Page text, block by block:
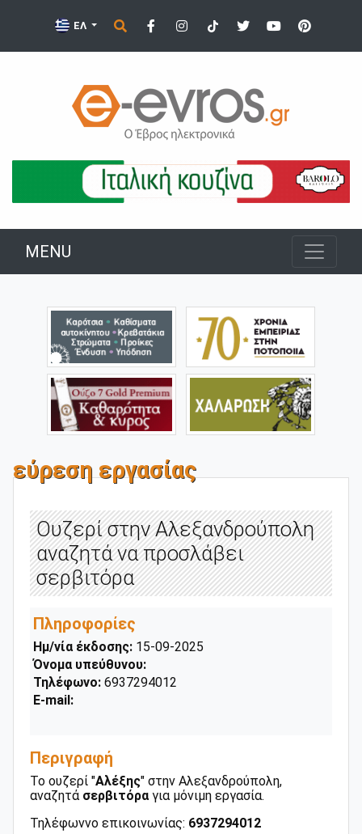
ΕΛ
MENU
εύρεση εργασίας
Ουζερί στην Αλεξανδρούπολη
αναζητά να προσλάβει
σερβιτόρα
Πληροφορίες
Ημ/νία έκδοσης: 15-09-2025
Όνομα υπεύθυνου:
Τηλέφωνο: 6937294012
E-mail:
Περιγραφή
Το ουζερί "Αλέξης" στην Αλεξανδρούπολη,
αναζητά σερβιτόραγια μόνιμη εργασία.
Τηλέφωννο επικοινωνίας: 6937294012